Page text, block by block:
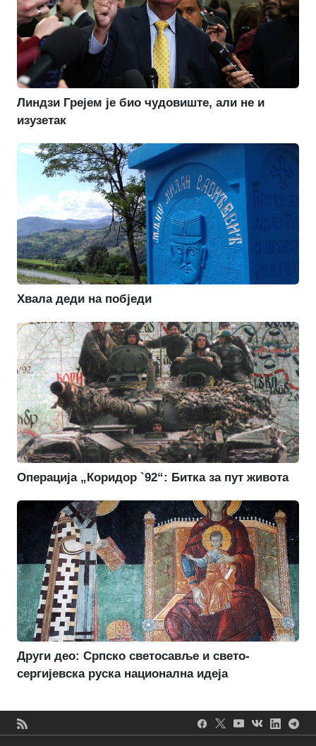
Линдзи Грејем је био чудовиште, али не и
изузетак
Хвала деди на побједи
Операција „Коридор `92“: Битка за пут живота
Други део: Српско светосавље и свето-
сергијевска руска национална идеја